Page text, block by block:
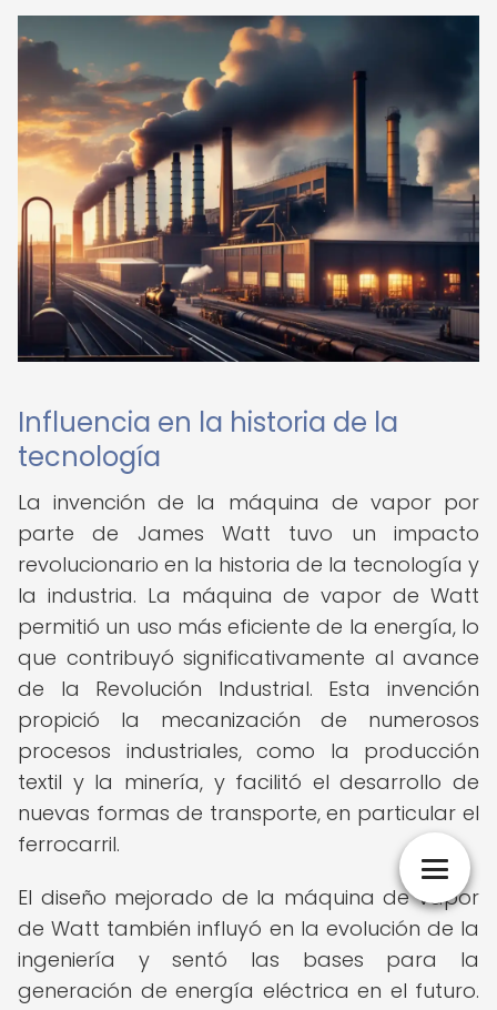
Influencia en la historia de la
tecnología
La invención de la máquina de vapor por
parte de James Watt tuvo un impacto
revolucionario en la historia de la tecnología y
la industria. La máquina de vapor de Watt
permitió un uso más eficiente de la energía, lo
que contribuyó significativamente al avance
de la Revolución Industrial. Esta invención
propició la mecanización de numerosos
procesos industriales, como la producción
textil y la minería, y facilitó el desarrollo de
nuevas formas de transporte, en particular el
ferrocarril.
El diseño mejorado de la máquina de vapor
de Watt también influyó en la evolución de la
ingeniería y sentó las bases para la
generación de energía eléctrica en el futuro.